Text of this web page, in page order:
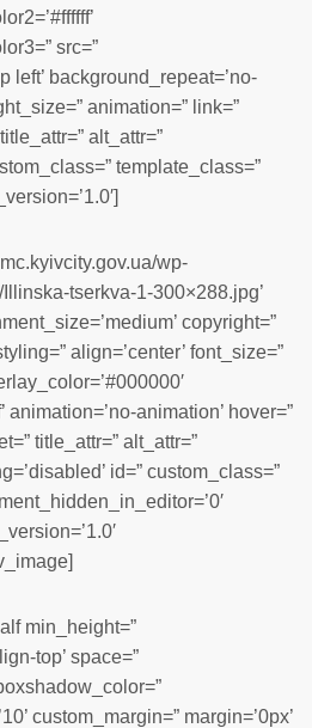
src=”
left’ background_repeat=’no-
animation=” link=”
alt_attr=”
template_class=”
wp-
tserkva-1-300×288.jpg’
copyright=”
align=’center’ font_size=”
animation=’no-animation’ hover=”
title_attr=” alt_attr=”
id=” custom_class=”
min_height=”
top’ space=”
custom_margin=” margin=’0px’